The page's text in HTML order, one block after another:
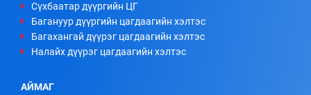
Сүхбаатар дүүргийн ЦГ
Багануур дүүргийн цагдаагийн хэлтэс
Багахангай дүүрэг цагдаагийн хэлтэс
Налайх дүүрэг цагдаагийн хэлтэс
АЙМАГ